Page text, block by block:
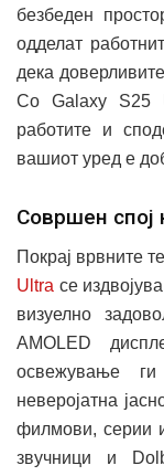
безбеден
одделат
дека
Со Galaxy S25
работите и
вашиот уред е
Совршен спој
Покрај врвните
Ultra се
визуелно
AMOLED
освежување
неверојатна
филмови, серии
звучници и